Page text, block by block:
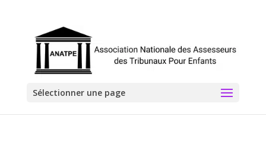
Sélectionner une page